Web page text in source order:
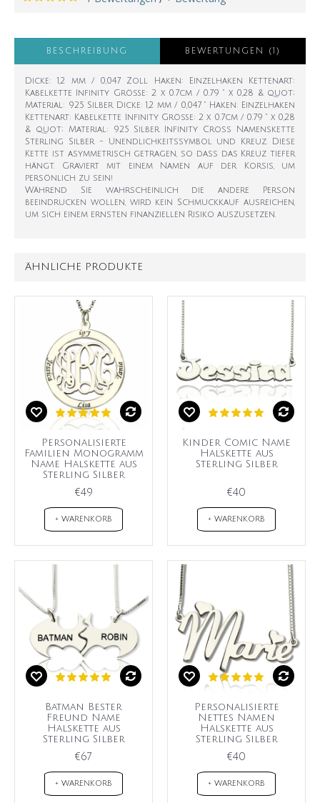
BESCHREIBUNG BEWERTUNGEN (1)
Dicke: 1,2 mm / 0,047 Zoll Haken: Einzelhaken Kettenart:
Kabelkette Infinity Größe: 2 x 0.7cm / 0.79 " x 0,28 & quot;
Material: 925 Silber Dicke: 1,2 mm / 0,047 " Haken: Einzelhaken
Kettenart: Kabelkette Infinity Größe: 2 x 0.7cm / 0.79 " x 0,28
& quot; Material: 925 Silber Infinity Cross Namenskette
Sterling Silber - Unendlichkeitssymbol und Kreuz. Diese
Kette ist asymmetrisch getragen, so dass das Kreuz tiefer
hängt. Graviert mit einem Namen auf der Korsis, um
persönlich zu sein!
Während Sie wahrscheinlich die andere Person
beeindrucken wollen, wird kein Schmuckkauf ausreichen,
um sich einem ernsten finanziellen Risiko auszusetzen.
ÄHNLICHE PRODUKTE
Personalisierte
Familien Monogramm
Name Halskette aus
Sterling Silber
€49
+ WARENKORB
Kinder Comic Name
Halskette aus
Sterling Silber
€40
+ WARENKORB
Batman Bester
Freund Name
Halskette aus
Sterling Silber
€67
+ WARENKORB
Personalisierte
Nettes Namen
Halskette aus
Sterling Silber
€40
+ WARENKORB